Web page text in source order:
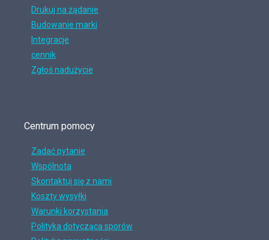
Drukuj na żądanie
Budowanie marki
Integracje
cennik
Zgłoś nadużycie
Centrum pomocy
Zadać pytanie
Wspólnota
Skontaktuj się z nami
Koszty wysyłki
Warunki korzystania
Polityka dotycząca sporów